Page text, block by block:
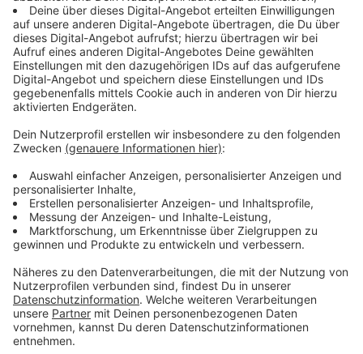
Anzeige
Weniger Zucker in Lebensmitteln gefordert
Anzeige
Die Ärztekammer fordert deshalb Maßnahmen in Form
von einer Art Zuckersteuer: Die Abgabe soll gestaffelt
sein, je nach Zuckergehalt der Getränke. Damit soll
auch Druck auf die Industrie ausgeübt werden, den
Zucker in Lebensmitteln zu reduzieren.
Anzeige
Werbevervot gefordert
Anzeige